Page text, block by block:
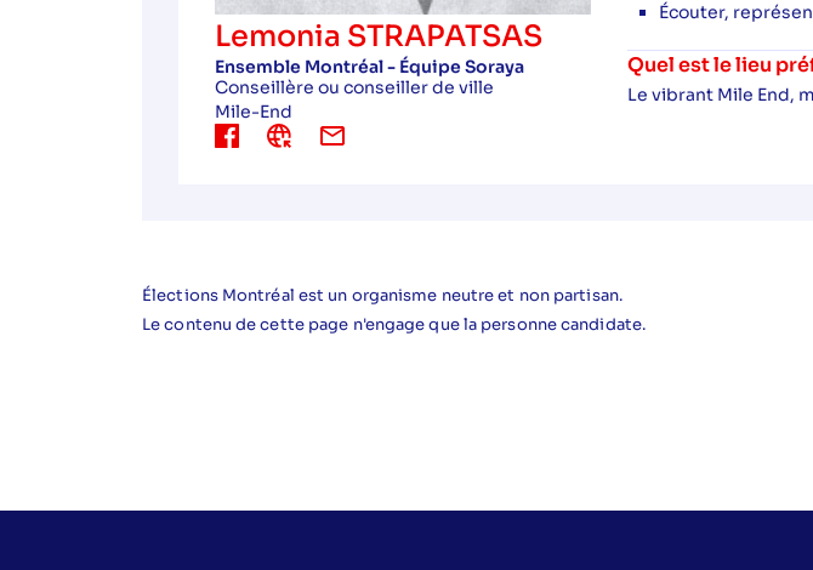
Lemonia STRAPATSAS
Ensemble Montréal - Équipe Soraya
Conseillère ou conseiller de ville
Mile-End
Écouter,
Quel est le lieu
Le vibrant Mile End,
Élections Montréal est un organisme neutre et non partisan.
Le contenu de cette page n'engage que la personne candidate.